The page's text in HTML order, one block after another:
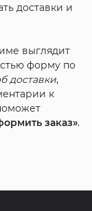
доставки и
выглядит
форму по
доставки,
к
заказ».